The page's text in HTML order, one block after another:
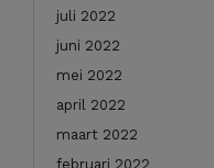
juli 2022
juni 2022
mei 2022
april 2022
maart 2022
februari 2022